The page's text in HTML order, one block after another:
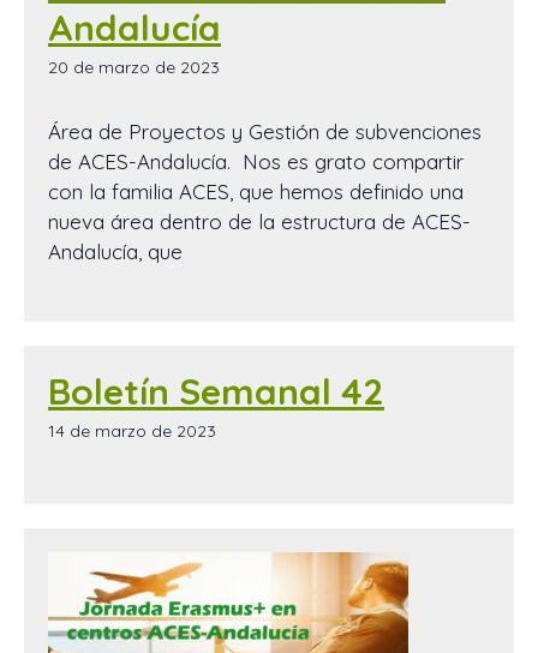
Andalucía
20 de marzo de 2023
Área de Proyectos y Gestión de subvenciones
de ACES-Andalucía. Nos es grato compartir
con la familia ACES, que hemos definido una
nueva área dentro de la estructura de ACES-
Andalucía, que
Boletín Semanal 42
14 de marzo de 2023